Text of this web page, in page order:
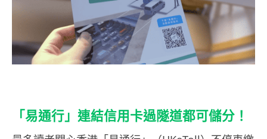
「易通行」連結信用卡過隧道都可儲分！